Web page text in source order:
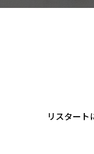
リスタート